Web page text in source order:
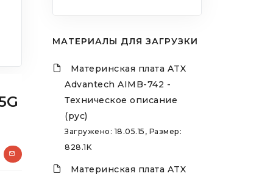
МАТЕРИАЛЫ ДЛЯ ЗАГРУЗКИ
Материнская плата ATX
Advantech AIMB-742 -
Техническое описание
(рус)
Загружено: 18.05.15, Размер:
828.1K
Материнская плата ATX